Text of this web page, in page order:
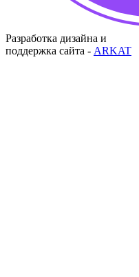
Разработка дизайна и
поддержка сайта - ARKAT